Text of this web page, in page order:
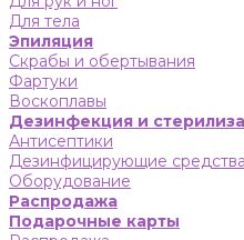
Для тела
Эпиляция
Скрабы и обертывания
Фартуки
Воскоплавы
Дезинфекция и
Антисептики
Дезинфицирующие средства
Оборудование
Распродажа
Подарочные карты